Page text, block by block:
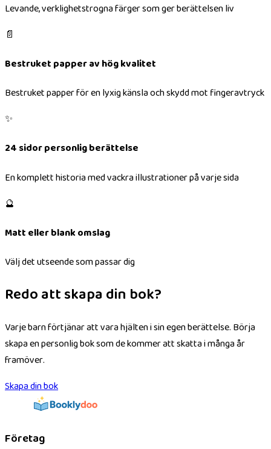
Levande, verklighetstrogna färger som ger berättelsen liv
📄
Bestruket papper av hög kvalitet
Bestruket papper för en lyxig känsla och skydd mot fingeravtryck
✨
24 sidor personlig berättelse
En komplett historia med vackra illustrationer på varje sida
🔮
Matt eller blank omslag
Välj det utseende som passar dig
Redo att skapa din bok?
Varje barn förtjänar att vara hjälten i sin egen berättelse. Börja
skapa en personlig bok som de kommer att skatta i många år
framöver.
Skapa din bok
Företag